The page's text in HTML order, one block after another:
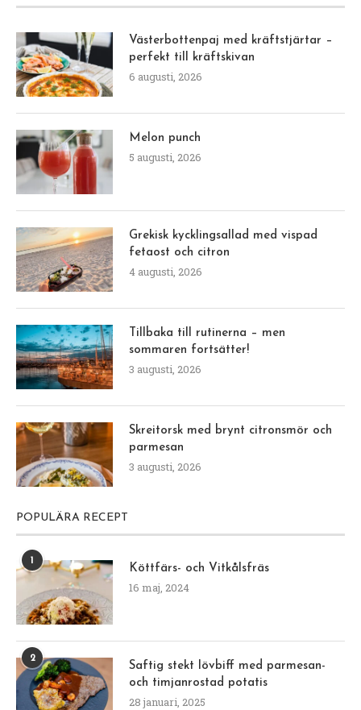
Västerbottenpaj med kräftstjärtar –
perfekt till kräftskivan
6 augusti, 2026
Melon punch
5 augusti, 2026
Grekisk kycklingsallad med vispad
fetaost och citron
4 augusti, 2026
Tillbaka till rutinerna – men
sommaren fortsätter!
3 augusti, 2026
Skreitorsk med brynt citronsmör och
parmesan
3 augusti, 2026
POPULÄRA RECEPT
Köttfärs- och Vitkålsfräs
16 maj, 2024
2
Saftig stekt lövbiff med parmesan-
och timjanrostad potatis
28 januari, 2025